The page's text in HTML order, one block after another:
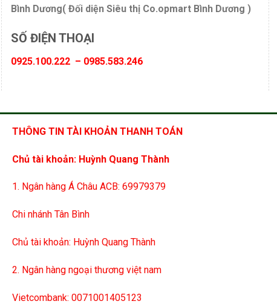
Bình Dương( Đối diện Siêu thị Co.opmart Bình Dương )
SỐ ĐIỆN THOẠI
0925.100.222 – 0985.583.246
THÔNG TIN TÀI KHOẢN THANH TOÁN
Chủ tài khoản: Huỳnh Quang Thành
1. Ngân hàng Á Châu ACB: 69979379
Chi nhánh Tân Bình
Chủ tài khoản: Huỳnh Quang Thành
2. Ngân hàng ngoại thương việt nam
Vietcombank: 0071001405123